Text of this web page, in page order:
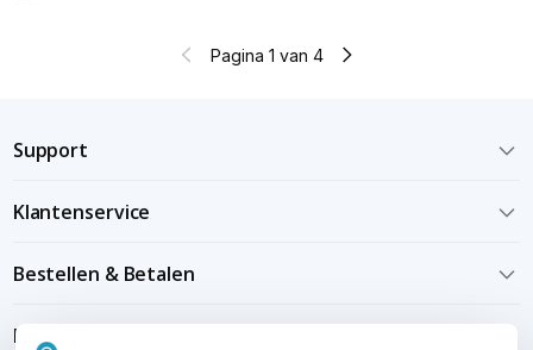
Pagina 1 van 4
Support
Klantenservice
Bestellen & Betalen
Bezorgen & installeren